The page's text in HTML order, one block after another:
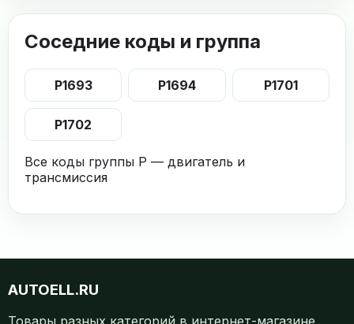
Соседние коды и группа
P1693 P1694 P1701
P1702
Все коды группы P — двигатель и
трансмиссия
AUTOELL.RU
Товары разных категорий в интернет-магазине